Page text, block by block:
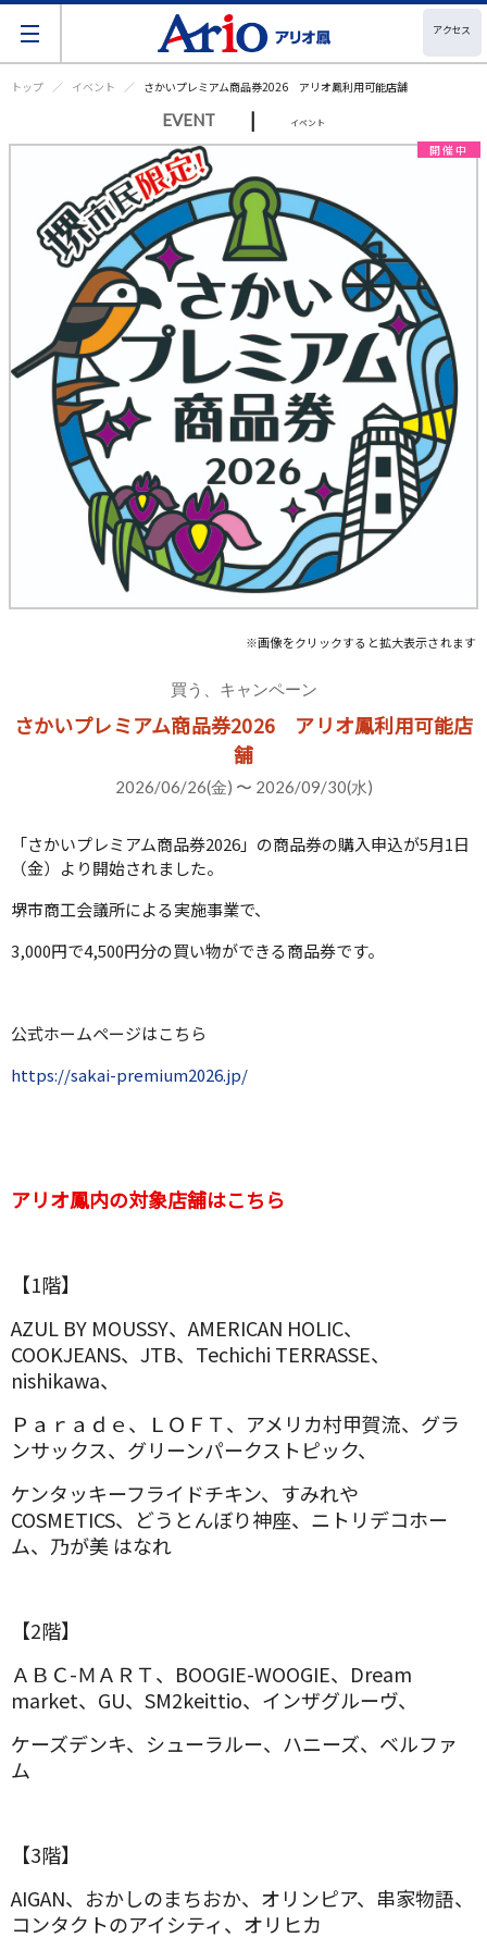
アクセス
トップ イベント さかいプレミアム商品券2026 アリオ鳳利用可能店舗
EVENT | イベント
※画像をクリックすると拡大表示されます
買う、キャンペーン
さかいプレミアム商品券2026 アリオ鳳利用可能店
舗
2026/06/26(金) 〜 2026/09/30(水)
「さかいプレミアム商品券2026」の商品券の購入申込が5月1日
（金）より開始されました。
堺市商工会議所による実施事業で、
3,000円で4,500円分の買い物ができる商品券です。
公式ホームページはこちら
https://sakai-premium2026.jp/
アリオ鳳内の対象店舗はこちら
【1階】
AZUL BY MOUSSY、AMERICAN HOLIC、
COOKJEANS、JTB、Techichi TERRASSE、
nishikawa、
Ｐａｒａｄｅ、ＬＯＦＴ、アメリカ村甲賀流、グラ
ンサックス、グリーンパークストピック、
ケンタッキーフライドチキン、すみれや
COSMETICS、どうとんぼり神座、ニトリデコホー
ム、乃が美 はなれ
【2階】
ＡＢＣ-ＭＡＲＴ、BOOGIE-WOOGIE、Dream
market、GU、SM2keittio、インザグルーヴ、
ケーズデンキ、シューラルー、ハニーズ、ベルファ
ム
【3階】
AIGAN、おかしのまちおか、オリンピア、串家物語、
コンタクトのアイシティ、オリヒカ